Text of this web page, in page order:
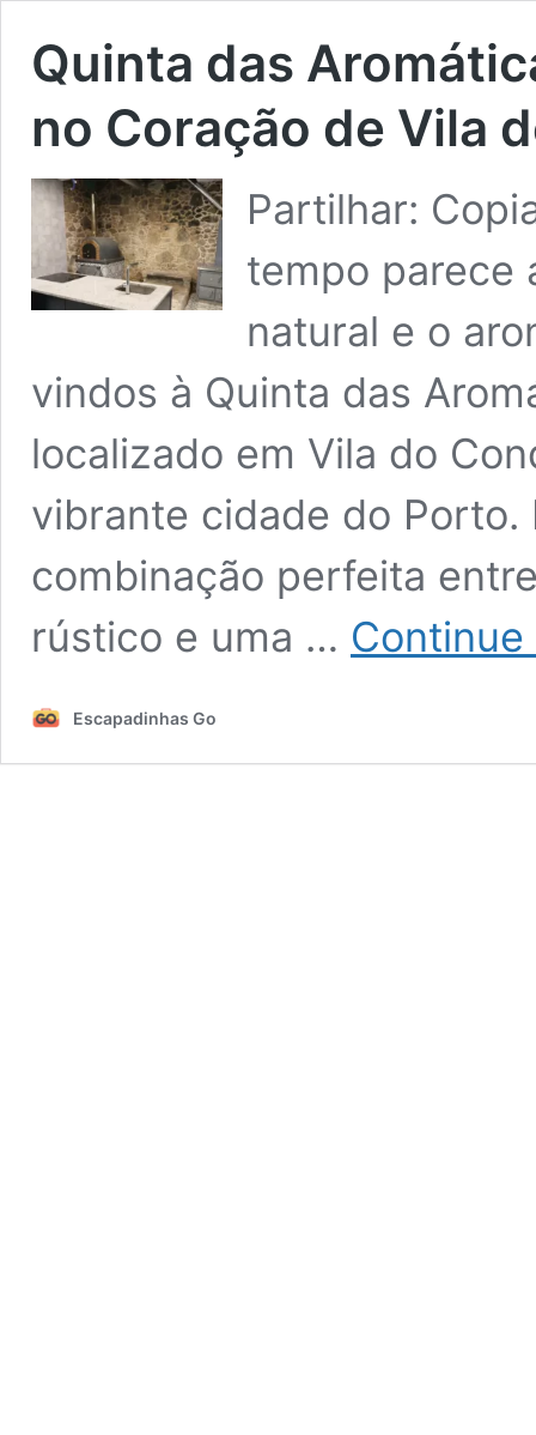
Quinta das
no Coração de Vila
Partilhar:
tempo parece
natural e o
vindos à Quinta das
localizado em Vila do
vibrante cidade do Porto.
combinação perfeita
rústico e uma … Continue
Escapadinhas Go